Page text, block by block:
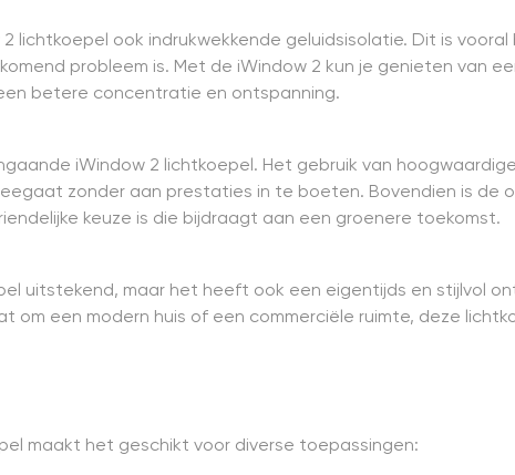
ook indrukwekkende geluidsisolatie. Dit is vooral
probleem is. Met de iWindow 2 kun je genieten van
betere concentratie en ontspanning.
iWindow 2 lichtkoepel. Het gebruik van
zonder aan prestaties in te boeten. Bovendien is de
keuze is die bijdraagt aan een groenere toekomst.
uitstekend, maar het heeft ook een eigentijds en stijlvol
een modern huis of een commerciële ruimte, deze
maakt het geschikt voor diverse toepassingen: